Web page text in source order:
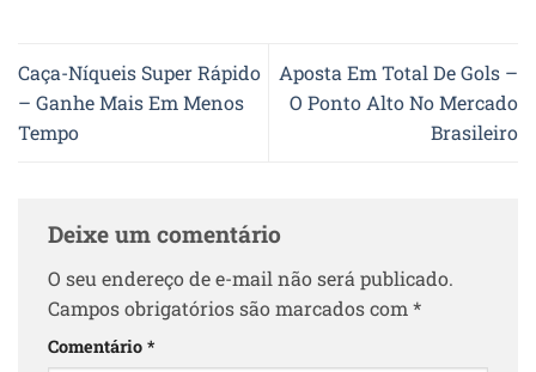
Caça-Níqueis Super Rápido
– Ganhe Mais Em Menos
Tempo
Aposta Em Total De Gols –
O Ponto Alto No Mercado
Brasileiro
Deixe um comentário
O seu endereço de e-mail não será publicado.
Campos obrigatórios são marcados com*
Comentário *